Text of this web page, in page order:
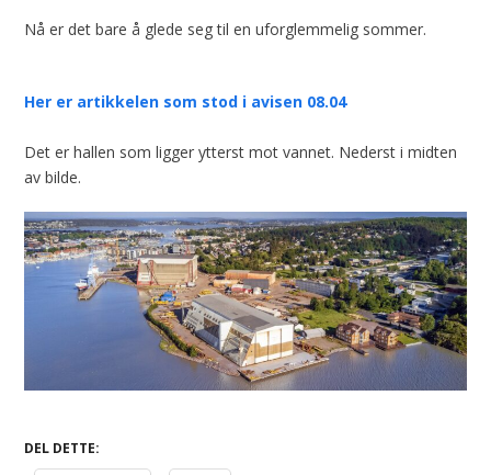
Nå er det bare å glede seg til en uforglemmelig sommer.
Her er artikkelen som stod i avisen 08.04
Det er hallen som ligger ytterst mot vannet. Nederst i midten
av bilde.
DEL DETTE: